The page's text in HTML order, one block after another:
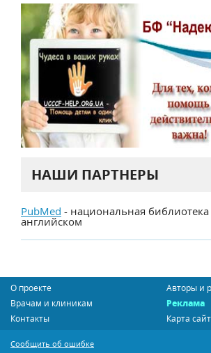
НАШИ ПАРТНЕРЫ
PubMed - национальная
английском
О проекте
Авторы и
Врачам и клиникам
Реклама
Контакты
Карта
Сообщить об ошибке